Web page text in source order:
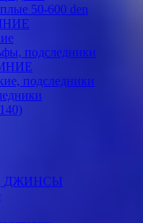
50-600 den
подследники
подследники
ДЖИНСЫ